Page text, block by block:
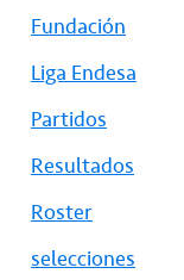
Fundación
Liga Endesa
Partidos
Resultados
Roster
selecciones